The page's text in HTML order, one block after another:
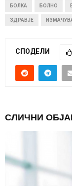
БОЛКА БОЛНО
ЗДРАВЈЕ
СПОДЕЛИ
СЛИЧНИ